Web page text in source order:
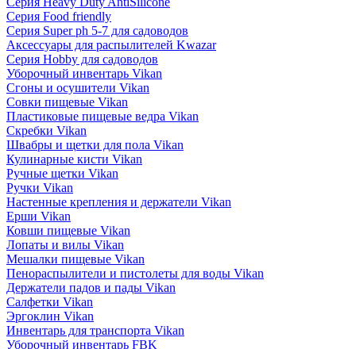
Серия Food friendly
Серия Super ph 5-7 для садоводов
Аксессуары для распылителей Kwazar
Серия Hobby для садоводов
Уборочный инвентарь Vikan
Сгоны и осушители Vikan
Совки пищевые Vikan
Пластиковые пищевые ведра Vikan
Скребки Vikan
Швабры и щетки для пола Vikan
Кулинарные кисти Vikan
Ручные щетки Vikan
Ручки Vikan
Настенные крепления и держатели Vikan
Ерши Vikan
Ковши пищевые Vikan
Лопаты и вилы Vikan
Мешалки пищевые Vikan
Пенораспылители и пистолеты для воды Vikan
Держатели падов и пады Vikan
Салфетки Vikan
Эргоклин Vikan
Инвентарь для транспорта Vikan
Уборочный инвентарь FBK